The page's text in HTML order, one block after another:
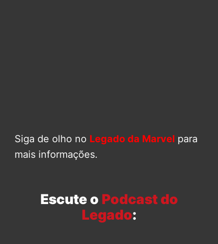
Siga de olho no Legado da Marvel para
mais informações.
Escute o Podcast do
Legado: